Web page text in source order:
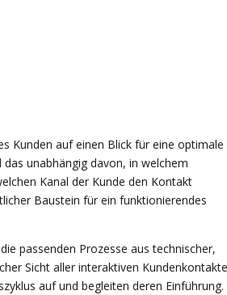
Kunden auf einen Blick für eine optimale
unabhängig davon, in welchem
Kanal der Kunde den Kontakt
Baustein für ein funktionierendes
passenden Prozesse aus technischer,
Sicht aller interaktiven Kundenkontakte
auf und begleiten deren Einführung.